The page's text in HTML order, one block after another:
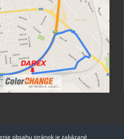
obsahu stránok je zakázané